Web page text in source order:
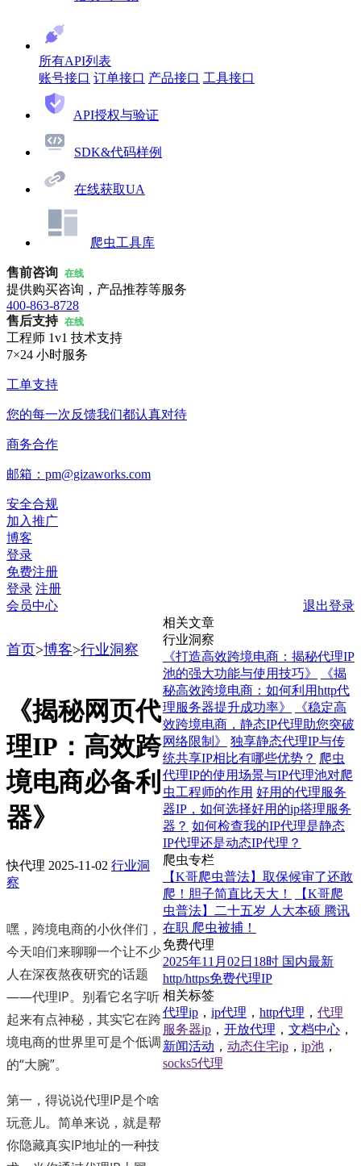
所有API列表
账号接口 订单接口 产品接口 工具接口
API授权与验证
SDK&代码样例
在线获取UA
爬虫工具库
售前咨询 在线
提供购买咨询，产品推荐等服务
400-863-8728
售后支持 在线
工程师 1v1 技术支持
7×24 小时服务
工单支持
您的每一次反馈我们都认真对待
商务合作
邮箱：pm@gizaworks.com
安全合规
加入推广
博客
登录
免费注册
登录 注册
会员中心
退出登录
首页>博客>行业洞察
《揭秘网页代
理IP：高效跨
境电商必备利
器》
快代理 2025-11-02 行业洞
察
嘿，跨境电商的小伙伴们，
今天咱们来聊聊一个让不少
人在深夜熬夜研究的话题
——代理IP。别看它名字听
起来有点神秘，其实它在跨
境电商的世界里可是个低调
的“大腕”。
第一，得说说代理IP是个啥
玩意儿。简单来说，就是帮
你隐藏真实IP地址的一种技
相关文章
行业洞察
《打造高效跨境电商：揭秘代理IP
池的强大功能与使用技巧》
《揭
秘高效跨境电商：如何利用http代
理服务器提升成功率》
《稳定高
效跨境电商，静态IP代理助您突破
网络限制》
独享静态代理IP与传
统共享IP相比有哪些优势？ 爬虫
代理IP的使用场景与IP代理池对爬
虫工程师的作用 好用的代理服务
器IP，如何选择好用的ip搭理服务
器？ 如何检查我的IP代理是静态
IP代理还是动态IP代理？
爬虫专栏
【K哥爬虫普法】取保候审了还敢
爬！胆子简直比天大！
【K哥爬
虫普法】二十五岁 人大本硕 腾讯
在职 爬虫被捕！
免费代理
2025年11月02日18时 国内最新
http/https免费代理IP
相关标签
代理ip， ip代理 ， http代理 ， 代理
服务器ip， 开放代理 ， 文档中心，
新闻活动 ， 动态住宅ip， ip池，
socks5代理